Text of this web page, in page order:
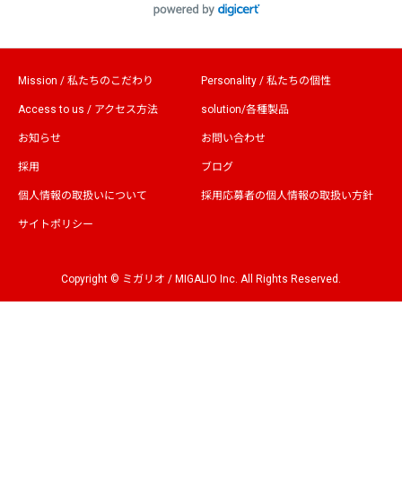
Mission / 私たちのこだわり Personality / 私たちの個性
Access to us / アクセス方法 solution/各種製品
お知らせ お問い合わせ
採用 ブログ
個人情報の取扱いについて 採用応募者の個人情報の取扱い方針
サイトポリシー
Copyright © ミガリオ / MIGALIO Inc. All Rights Reserved.